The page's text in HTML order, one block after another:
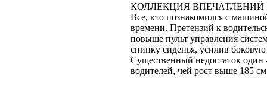
КОЛЛЕКЦИЯ ВПЕЧАТЛЕНИЙ
Все, кто познакомился с
времени. Претензий к
повыше пульт управления
спинку сиденья, усилив
Существенный недостаток один
водителей, чей рост выше 185